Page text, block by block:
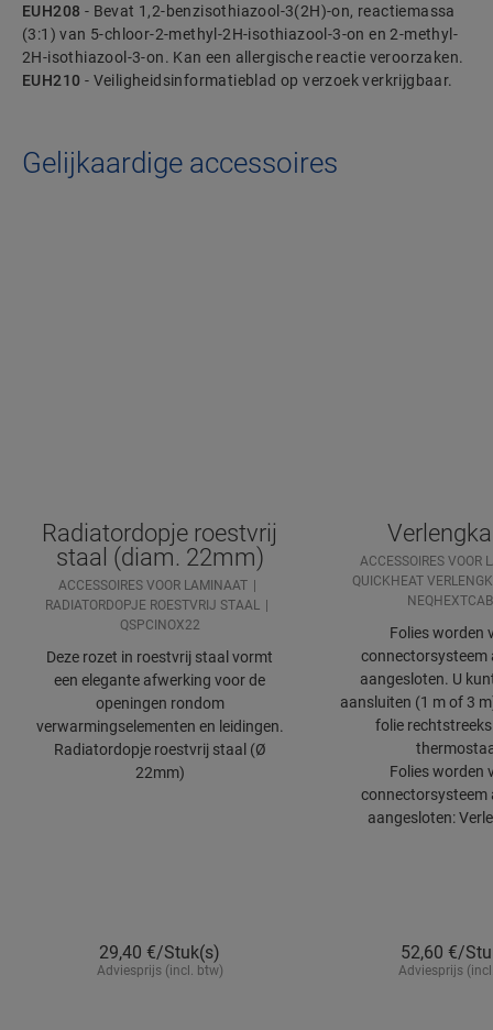
EUH208 - Bevat 1,2-benzisothiazool-3(2H)-on, reactiemassa
(3:1) van 5-chloor-2-methyl-2H-isothiazool-3-on en 2-methyl-
2H-isothiazool-3-on. Kan een allergische reactie veroorzaken.
EUH210 - Veiligheidsinformatieblad op verzoek verkrijgbaar.
Gelijkaardige accessoires
Radiatordopje roestvrij
staal (diam. 22mm)
ACCESSOIRES VOOR LAMINAAT
RADIATORDOPJE ROESTVRIJ STAAL
QSPCINOX22
Deze rozet in roestvrij staal vormt
een elegante afwerking voor de
openingen rondom
verwarmingselementen en leidingen.
Radiatordopje roestvrij staal (Ø
22mm)
29,40 €/Stuk(s)
Adviesprijs (incl. btw)
ACCESSOIRES VOOR
QUICKHEAT
Folies worden
connectorsysteem
aangesloten. U
aansluiten (1 m of 3
folie
Folies worden
connectorsysteem
aangesloten:
52,60 €/
Adviesprijs